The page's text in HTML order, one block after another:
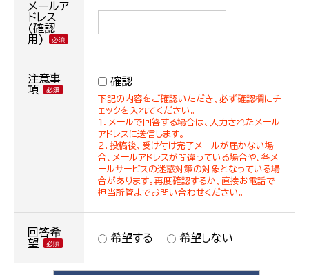
メールア
ドレス
(確認
用)
注意事
項
確認
下記の内容をご確認いただき、必ず確認欄にチ
ェックを入れてください。
１．メールで回答する場合は、入力されたメール
アドレスに送信します。
２．投稿後、受け付け完了メールが届かない場
合、メールアドレスが間違っている場合や、各メ
ールサービスの迷惑対策の対象となっている場
合があります。再度確認するか、直接お電話で
担当所管までお問い合わせください。
回答希
望
希望する 希望しない